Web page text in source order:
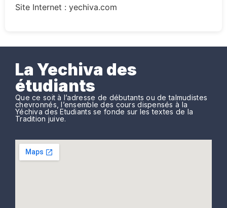
Site Internet : yechiva.com
La Yechiva des
étudiants
Que ce soit à l’adresse de débutants ou de talmudistes
chevronnés, l’ensemble des cours dispensés à la
Yéchiva des Etudiants se fonde sur les textes de la
Tradition juive.